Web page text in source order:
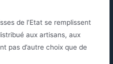
de l’Etat se remplissent
aux artisans, aux
pas d’autre choix que de